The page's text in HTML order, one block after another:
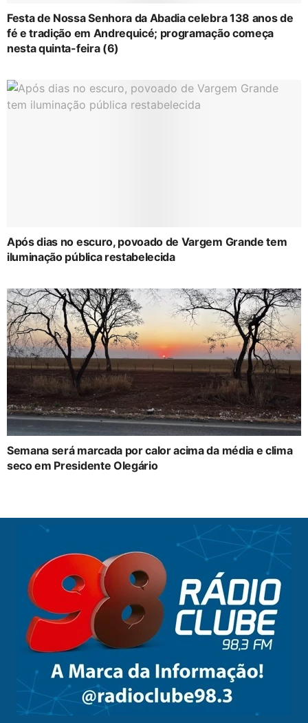
Festa de Nossa Senhora da Abadia celebra 138 anos de
fé e tradição em Andrequicé; programação começa
nesta quinta-feira (6)
Após dias no escuro, povoado de Vargem Grande tem
iluminação pública restabelecida
Semana será marcada por calor acima da média e clima
seco em Presidente Olegário